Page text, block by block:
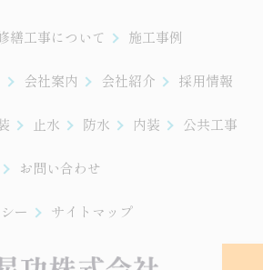
繕工事について 施工事例
会社案内 会社紹介 採用情報
止水 防水 内装 公共工事
お問い合わせ
ー サイトマップ